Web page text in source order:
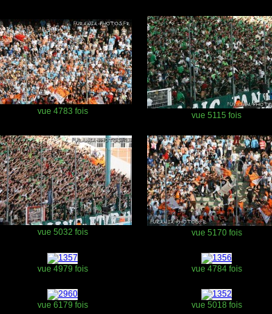
vue 4783 fois vue 5115 fois
vue 5032 fois vue 5170 fois
vue 4979 fois vue 4784 fois
vue 6179 fois vue 5018 fois